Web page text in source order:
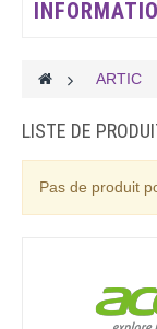
> ARTIC
LISTE DE
Pas de produit